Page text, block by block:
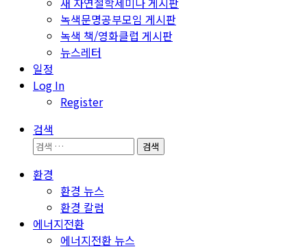
녹색문명공부모임 게시판
녹색 책/영화클럽 게시판
뉴스레터
일정
Log In
Register
검색
검
환경
환경 뉴스
환경 칼럼
에너지전환
에너지전환 뉴스